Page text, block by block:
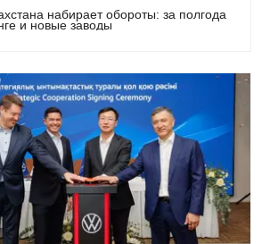
набирает обороты: за полгода
и новые заводы